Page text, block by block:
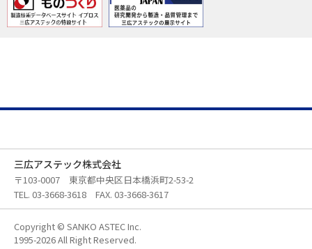
三広アステック株式会社
〒103-0007 東京都中央区日本橋浜町2-53-2
TEL. 03-3668-3618 FAX. 03-3668-3617
Copyright © SANKO ASTEC Inc.
1995-2026 All Right Reserved.